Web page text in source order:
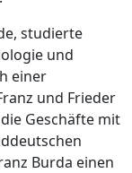
studierte
und
einer
und Frieder
Geschäfte mit
Burda einen